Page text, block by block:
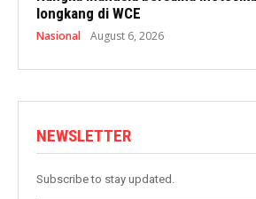
longkang di WCE
Nasional August 6, 2026
NEWSLETTER
Subscribe to stay updated.